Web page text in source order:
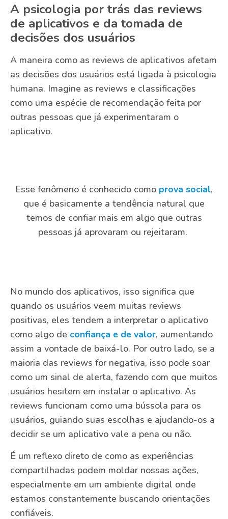
A psicologia por trás das reviews
de aplicativos e da tomada de
decisões dos usuários
A maneira como as reviews de aplicativos afetam
as decisões dos usuários está ligada à psicologia
humana. Imagine as reviews e classificações
como uma espécie de recomendação feita por
outras pessoas que já experimentaram o
aplicativo.
Esse fenômeno é conhecido como prova social,
que é basicamente a tendência natural que
temos de confiar mais em algo que outras
pessoas já aprovaram ou rejeitaram.
No mundo dos aplicativos, isso significa que
quando os usuários veem muitas reviews
positivas, eles tendem a interpretar o aplicativo
como algo de confiança e de valor, aumentando
assim a vontade de baixá-lo. Por outro lado, se a
maioria das reviews for negativa, isso pode soar
como um sinal de alerta, fazendo com que muitos
usuários hesitem em instalar o aplicativo. As
reviews funcionam como uma bússola para os
usuários, guiando suas escolhas e ajudando-os a
decidir se um aplicativo vale a pena ou não.
É um reflexo direto de como as experiências
compartilhadas podem moldar nossas ações,
especialmente em um ambiente digital onde
estamos constantemente buscando orientações
confiáveis.